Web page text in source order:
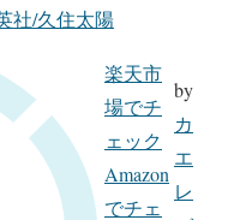
社/久住太陽
楽天市
場でチ
ェック
Amazon
でチェ
by
カ
エ
レ